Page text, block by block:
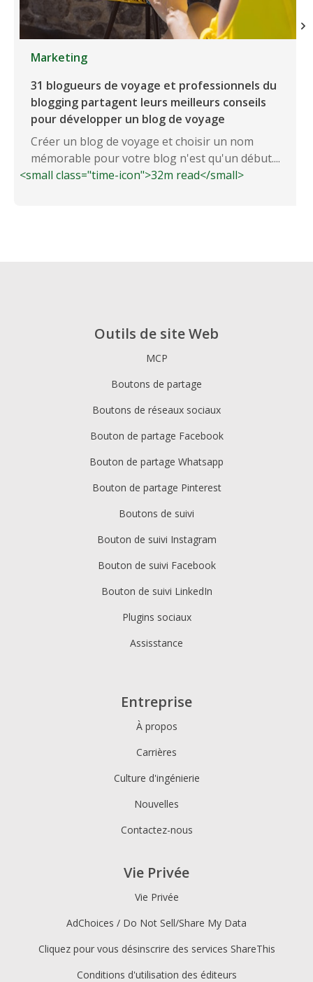
Marketing
31 blogueurs de voyage et professionnels du
blogging partagent leurs meilleurs conseils
pour développer un blog de voyage
Créer un blog de voyage et choisir un nom
mémorable pour votre blog n'est qu'un début....
<small class="time-icon">32m read</small>
Outils de site Web
MCP
Boutons de partage
Boutons de réseaux sociaux
Bouton de partage Facebook
Bouton de partage Whatsapp
Bouton de partage Pinterest
Boutons de suivi
Bouton de suivi Instagram
Bouton de suivi Facebook
Bouton de suivi LinkedIn
Plugins sociaux
Assisstance
Entreprise
À propos
Carrières
Culture d'ingénierie
Nouvelles
Contactez-nous
Vie Privée
Vie Privée
AdChoices / Do Not Sell/Share My Data
Cliquez pour vous désinscrire des services ShareThis
Conditions d'utilisation des éditeurs